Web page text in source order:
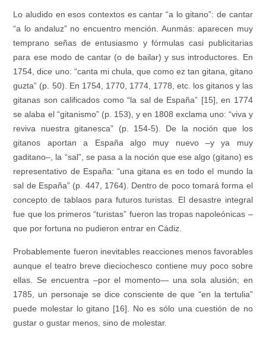
Lo aludido en esos contextos es cantar “a lo gitano”: de cantar
“a lo andaluz” no encuentro mención. Aunmás: aparecen muy
temprano señas de entusiasmo y fórmulas casi publicitarias
para ese modo de cantar (o de bailar) y sus introductores. En
1754, dice uno: “canta mi chula, que como ez tan gitana, gitano
guzta” (p. 50). En 1754, 1770, 1774, 1778, etc. los gitanos y las
gitanas son calificados como “la sal de España” [15], en 1774
se alaba el “gitanismo” (p. 153), y en 1808 exclama uno: “viva y
reviva nuestra gitanesca” (p. 154-5). De la noción que los
gitanos aportan a España algo muy nuevo –y ya muy
gaditano–, la “sal”, se pasa a la noción que ese algo (gitano) es
representativo de España: “una gitana es en todo el mundo la
sal de España” (p. 447, 1764). Dentro de poco tomará forma el
concepto de tablaos para futuros turistas. El desastre integral
fue que los primeros “turistas” fueron las tropas napoleónicas –
que por fortuna no pudieron entrar en Cádiz.
Probablemente fueron inevitables reacciones menos favorables
aunque el teatro breve dieciochesco contiene muy poco sobre
ellas. Se encuentra –por el momento— una sola alusión; en
1785, un personaje se dice consciente de que “en la tertulia”
puede molestar lo gitano [16]. No es sólo una cuestión de no
gustar o gustar menos, sino de molestar.